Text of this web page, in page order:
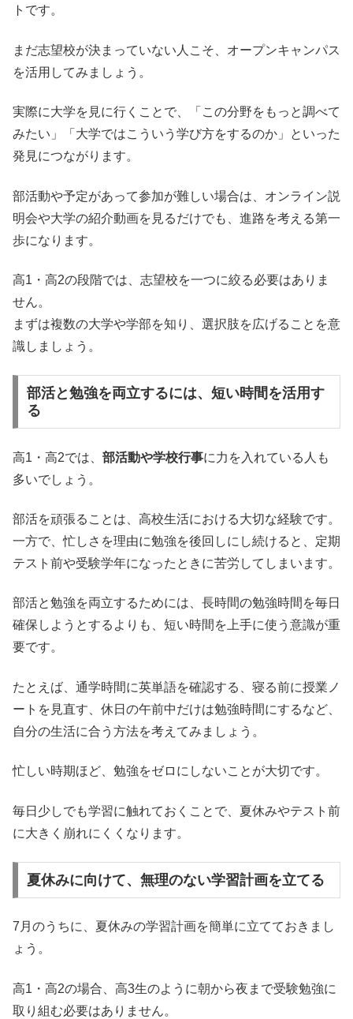
トです。
まだ志望校が決まっていない人こそ、オープンキャンパス
を活用してみましょう。
実際に大学を見に行くことで、「この分野をもっと調べて
みたい」「大学ではこういう学び方をするのか」といった
発見につながります。
部活動や予定があって参加が難しい場合は、オンライン説
明会や大学の紹介動画を見るだけでも、進路を考える第一
歩になります。
高1・高2の段階では、志望校を一つに絞る必要はありま
せん。
まずは複数の大学や学部を知り、選択肢を広げることを意
識しましょう。
部活と勉強を両立するには、短い時間を活用す
る
高1・高2では、 部活動や学校行事に力を入れている人も
多いでしょう。
部活を頑張ることは、高校生活における大切な経験です。
一方で、忙しさを理由に勉強を後回しにし続けると、定期
テスト前や受験学年になったときに苦労してしまいます。
部活と勉強を両立するためには、長時間の勉強時間を毎日
確保しようとするよりも、短い時間を上手に使う意識が重
要です。
たとえば、通学時間に英単語を確認する、寝る前に授業ノ
ートを見直す、休日の午前中だけは勉強時間にするなど、
自分の生活に合う方法を考えてみましょう。
忙しい時期ほど、勉強をゼロにしないことが大切です。
毎日少しでも学習に触れておくことで、夏休みやテスト前
に大きく崩れにくくなります。
夏休みに向けて、無理のない学習計画を立てる
7月のうちに、夏休みの学習計画を簡単に立てておきまし
ょう。
高1・高2の場合、高3生のように朝から夜まで受験勉強に
取り組む必要はありません。